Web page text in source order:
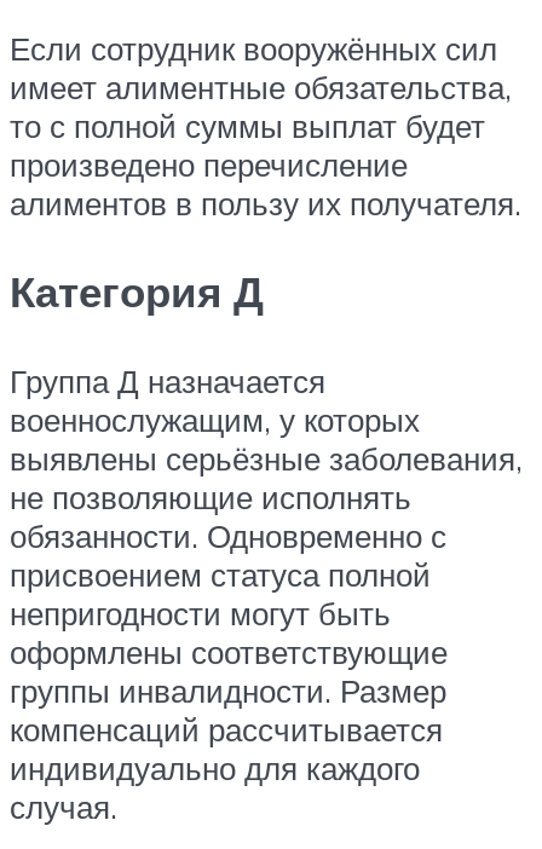
Если сотрудник вооружённых сил
имеет алиментные обязательства,
то с полной суммы выплат будет
произведено перечисление
алиментов в пользу их получателя.
Категория Д
Группа Д назначается
военнослужащим, у которых
выявлены серьёзные заболевания,
не позволяющие исполнять
обязанности. Одновременно с
присвоением статуса полной
непригодности могут быть
оформлены соответствующие
группы инвалидности. Размер
компенсаций рассчитывается
индивидуально для каждого
случая.